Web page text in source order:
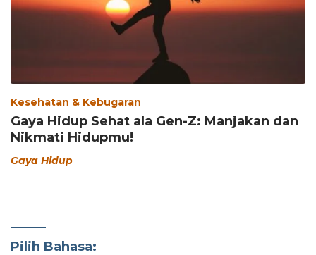
Kesehatan & Kebugaran
Gaya Hidup Sehat ala Gen-Z: Manjakan dan
Nikmati Hidupmu!
Gaya Hidup
Pilih Bahasa: